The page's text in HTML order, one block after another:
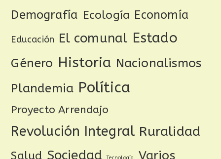
Demografía Ecología Economía
Educación El comunal Estado
Género Historia Nacionalismos
Plandemia Política
Proyecto Arrendajo
Revolución Integral Ruralidad
Salud Sociedad Tecnología Varios